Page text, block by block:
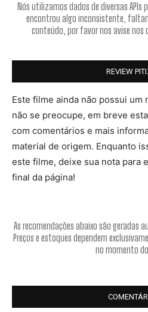
Nós utilizamos dados de diversas
encontrou algo inconsistente,
conteúdo, por favor nos avise nos
REVIEW
Este filme ainda não possui um
não se preocupe, em breve
com comentários e mais
material de origem. Enquanto
este filme, deixe sua nota para
final da página!
As recomendações abaixo são geradas
Preços e estoques dependem
no momento